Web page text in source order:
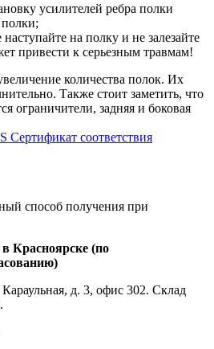
усилителей ребра полки
на полку и не залезайте
привести к серьезным травмам!
количества полок. Их
Также стоит заметить, что
ограничители, задняя и боковая
Сертификат соответствия
способ получения при
Красноярске (по
Караульная, д. 3, офис 302. Склад